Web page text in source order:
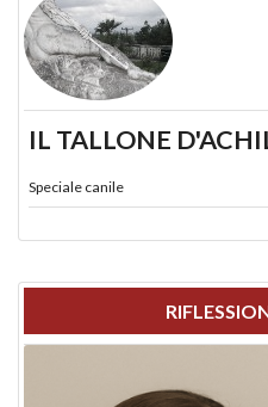
IL TALLONE
Speciale canile